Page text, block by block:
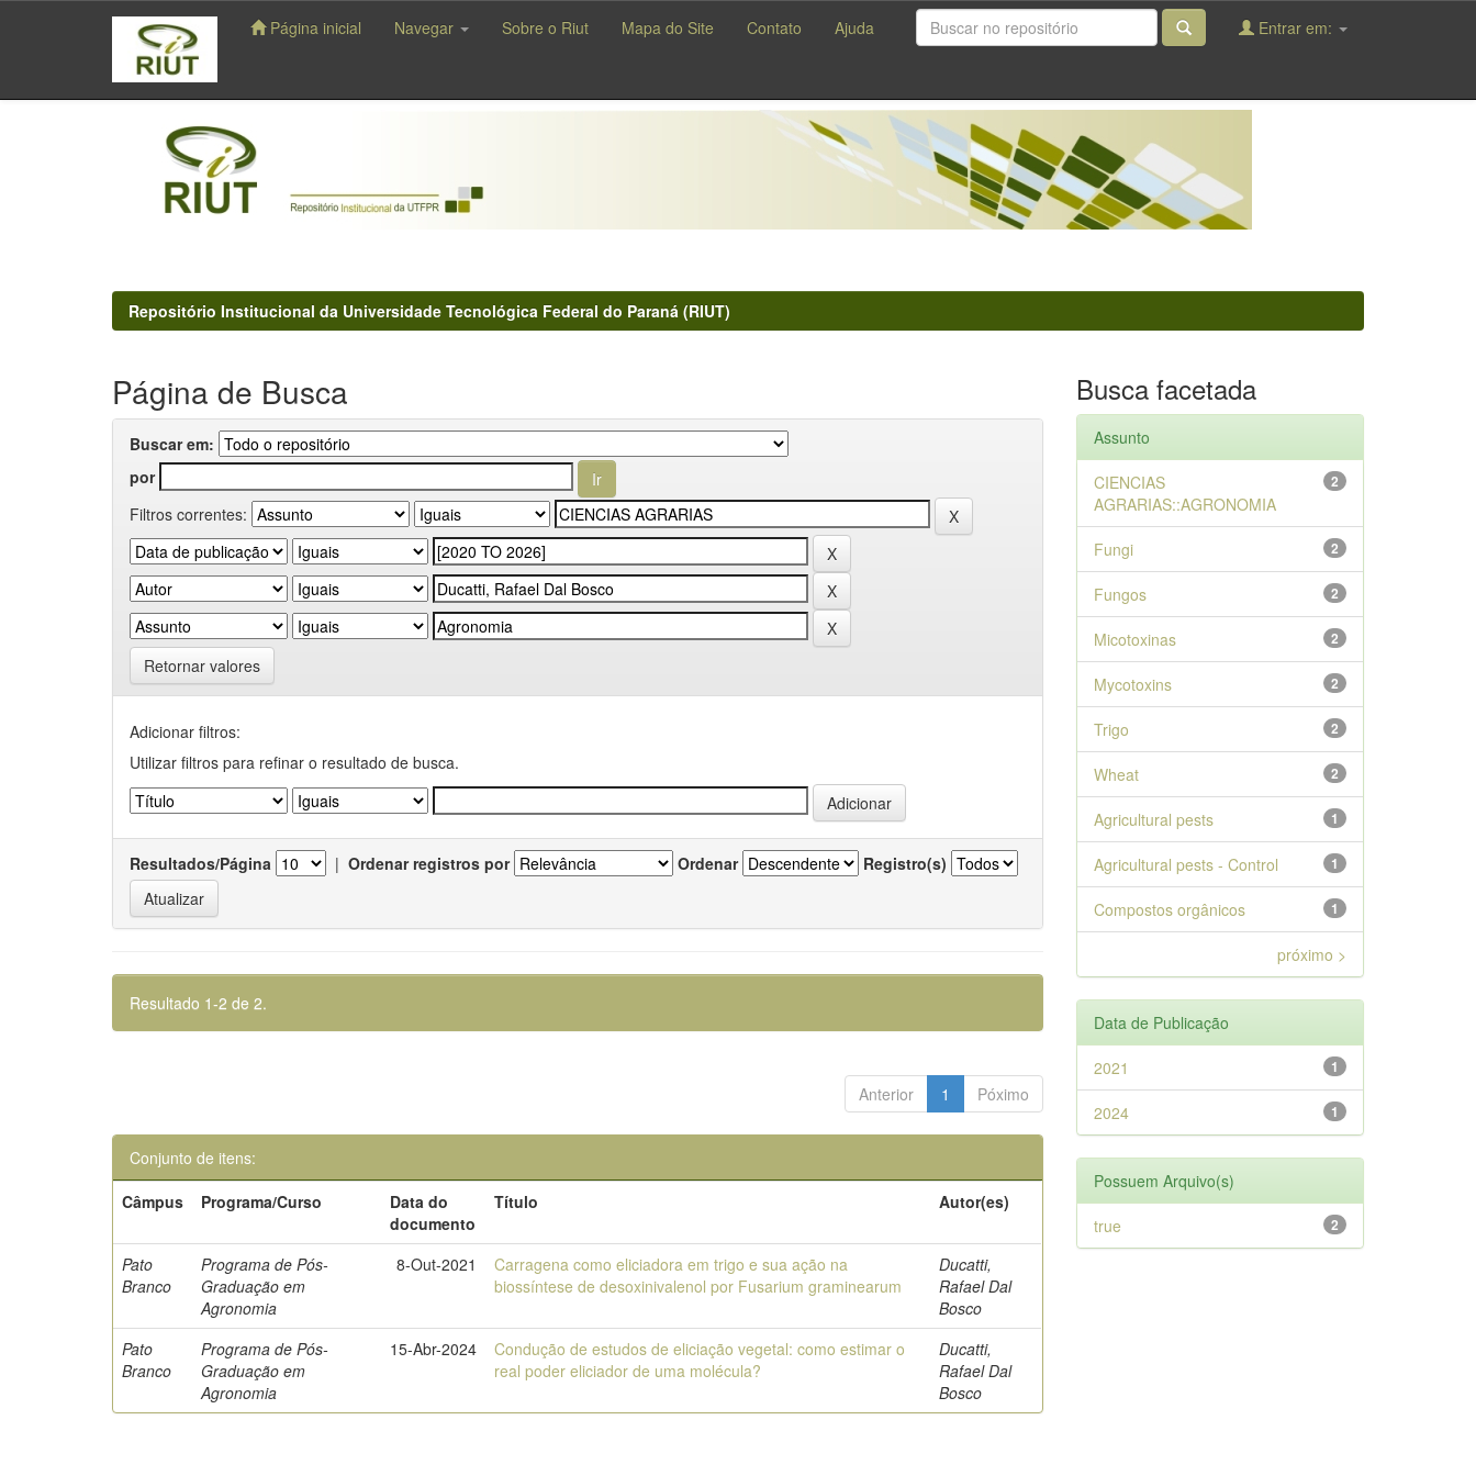
navigation
Página inicial Navegar Sobre o Riut Mapa do Site Contato Ajuda Entrar em:
Repositório Institucional da Universidade Tecnológica Federal do Paraná (RIUT)
Página de Busca
Buscar em:
por
Filtros correntes:
Retornar valores
Adicionar filtros:
Utilizar filtros para refinar o resultado de busca.
Resultados/Página | Ordenar registros por Ordenar Registro(s)
Resultado 1-2 de 2.
Anterior 1 Póximo
Conjunto de itens:
Câmpus
Programa/Curso
Data do
documento
Título Autor(es)
Pato
Branco
Programa de Pós-
Graduação em
Agronomia
8-Out-2021
Carragena como eliciadora em trigo e sua ação na
biossíntese de desoxinivalenol por Fusarium graminearum
Ducatti,
Rafael Dal
Bosco
Pato
Branco
Programa de Pós-
Graduação em
Agronomia
15-Abr-2024
Condução de estudos de eliciação vegetal: como estimar o
real poder eliciador de uma molécula?
Ducatti,
Rafael Dal
Bosco
Busca facetada
Assunto
2
CIENCIAS
AGRARIAS::AGRONOMIA
2
Fungi
2
Fungos
2
Micotoxinas
2
Mycotoxins
2
Trigo
2
Wheat
1
Agricultural pests
1
Agricultural pests - Control
1
Compostos orgânicos
próximo >
Data de Publicação
1
2021
1
2024
Possuem Arquivo(s)
2
true